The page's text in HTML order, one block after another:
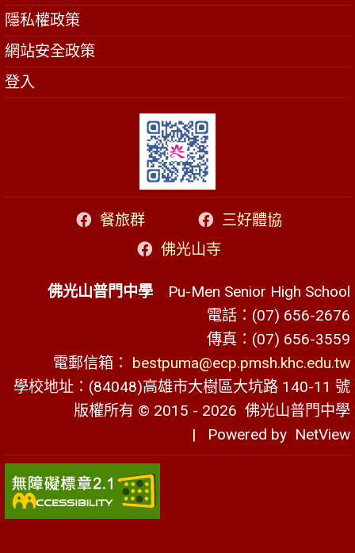
隱私權政策
網站安全政策
登入
餐旅群
三好體協
佛光山寺
佛光山普門中學 Pu-Men Senior High School
電話：(07) 656-2676
傳真：(07) 656-3559
電郵信箱： bestpuma@ecp.pmsh.khc.edu.tw
學校地址：(84048)高雄市大樹區大坑路 140-11 號
版權所有 © 2015 - 2026 佛光山普門中學
| Powered by NetView